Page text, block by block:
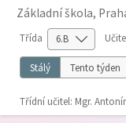
Základní škola,
Třída
Stálý Tento týden
Třídní učitel: Mgr.